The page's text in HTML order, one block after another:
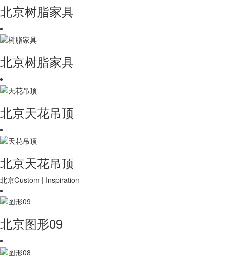
北京树脂家具
北京树脂家具
北京天花吊顶
北京天花吊顶
北京Custom | Inspiration
北京图形09